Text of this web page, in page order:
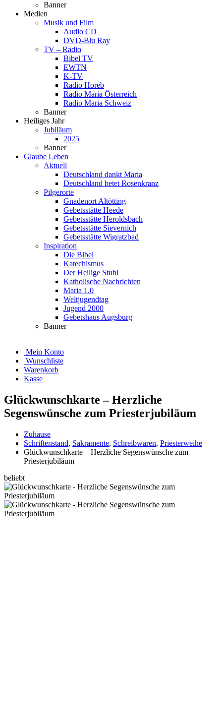
Banner
Medien
Musik und Film
Audio CD
DVD-Blu Ray
TV – Radio
Bibel TV
EWTN
K-TV
Radio Horeb
Radio Maria Österreich
Radio Maria Schweiz
Banner
Heiliges Jahr
Jubiläum
2025
Banner
Glaube Leben
Aktuell
Deutschland dankt Maria
Deutschland betet Rosenkranz
Pilgerorte
Gnadenort Altötting
Gebetsstätte Heede
Gebetsstätte Heroldsbach
Gebetsstätte Sievernich
Gebetsstätte Wigratzbad
Inspiration
Die Bibel
Katechismus
Der Heilige Stuhl
Katholische Nachrichten
Maria 1.0
Weltjugendtag
Jugend 2000
Gebetshaus Augsburg
Banner
Mein Konto
Wunschliste
Warenkorb
Kasse
Glückwunschkarte – Herzliche
Segenswünsche zum Priesterjubiläum
Zuhause
Schriftenstand, Sakramente, Schreibwaren, Priesterweihe
Glückwunschkarte – Herzliche Segenswünsche zum
Priesterjubiläum
beliebt